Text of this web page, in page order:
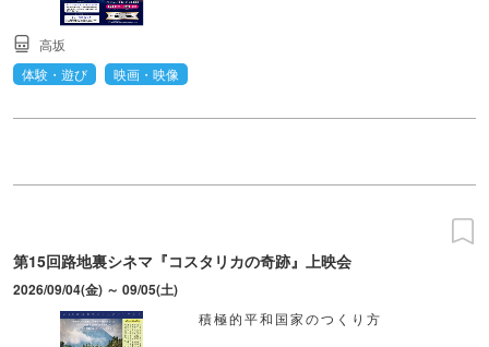
高坂
体験・遊び
映画・映像
第15回路地裏シネマ『コスタリカの奇跡』上映会
2026/09/04(金) ～ 09/05(土)
積極的平和国家のつくり方